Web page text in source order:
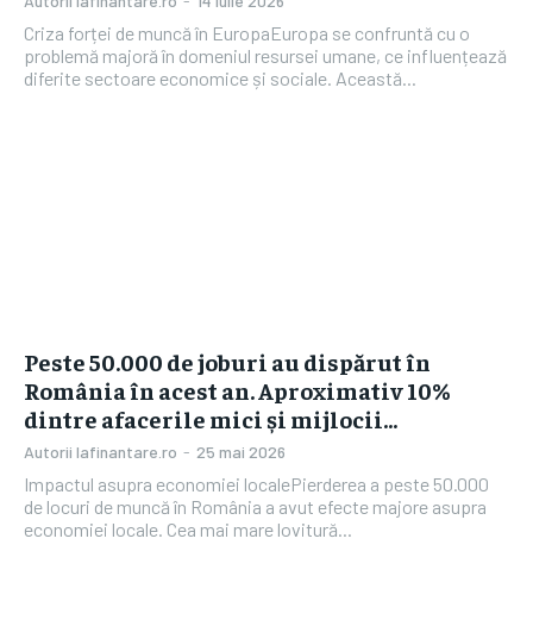
Criza forței de muncă în EuropaEuropa se confruntă cu o
problemă majoră în domeniul resursei umane, ce influențează
diferite sectoare economice și sociale. Această...
Peste 50.000 de joburi au dispărut în
România în acest an. Aproximativ 10%
dintre afacerile mici și mijlocii…
Autorii Iafinantare.ro - 25 mai 2026
Impactul asupra economiei localePierderea a peste 50.000
de locuri de muncă în România a avut efecte majore asupra
economiei locale. Cea mai mare lovitură...